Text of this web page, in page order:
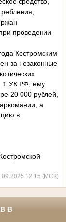
проведении
Костромским
за незаконные
1 УК РФ, ему
20 000 рублей,
а
в
12:15 (МСК)
В